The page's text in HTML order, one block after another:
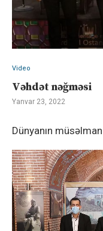
Video
Vəhdət nəğməsi
Yanvar 23, 2022
Dünyanın